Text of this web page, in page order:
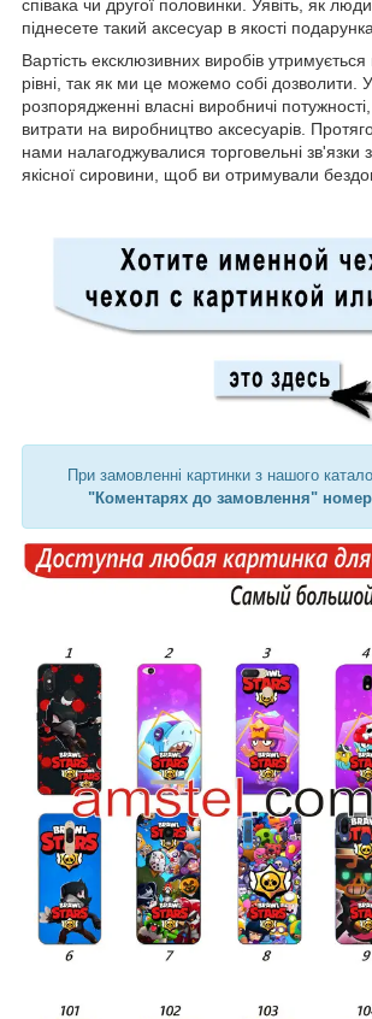
співака чи другої половинки. Уявіть, як
піднесете такий аксесуар в якості
Вартість ексклюзивних виробів
рівні, так як ми це можемо собі дозволити.
розпорядженні власні виробничі
витрати на виробництво аксесуарів.
нами налагоджувалися торговельні зв'язки
якісної сировини, щоб ви отримували
При замовленні картинки з нашого
"Коментарях до замовлення" номер